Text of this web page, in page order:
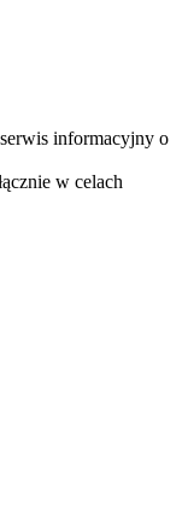
informacyjny o
w celach